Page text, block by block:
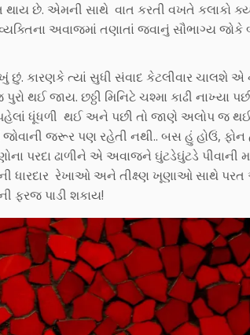
છે. એમની સાથે વાત કરતી વખતે કલાકો
અવાજમાં તણાતાં જવાનું સૌભાગ્ય જોકે
છું. કારણકે ત્યાં સુધી સંવાદ કેટલીવાર ચાલશે એ
થઈ જાય. છઠ્ઠી મિનિટે ચશ્મા કાઢી નાખ્યા
પહેલાં ધૂંધળી થઈ અને પછી તો જાણે અલોપ જ
જરૂર પણ રહેતી નથી.. બસ હું હોઉં,
પરદા ઢાળીને એ અવાજને ઘુંટડેઘુંટડે પીવાની
ધારદાર રેખાઓ અને તીક્ષ્ણ ખૂણાઓ સાથે
ફરજ પાડી શકાય!